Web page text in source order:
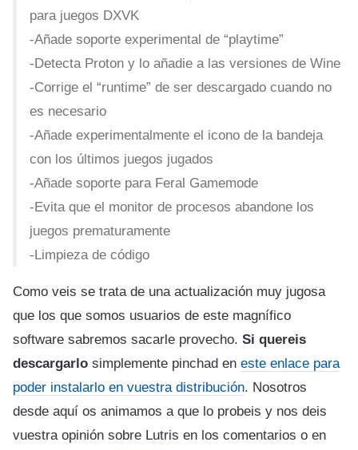
para juegos DXVK
-Añade soporte experimental de “playtime”
-Detecta Proton y lo añadie a las versiones de Wine
-Corrige el “runtime” de ser descargado cuando no
es necesario
-Añade experimentalmente el icono de la bandeja
con los últimos juegos jugados
-Añade soporte para Feral Gamemode
-Evita que el monitor de procesos abandone los
juegos prematuramente
-Limpieza de código
Como veis se trata de una actualización muy jugosa
que los que somos usuarios de este magnífico
software sabremos sacarle provecho. Si quereis
descargarlo simplemente pinchad en este enlace para
poder instalarlo en vuestra distribución. Nosotros
desde aquí os animamos a que lo probeis y nos deis
vuestra opinión sobre Lutris en los comentarios o en